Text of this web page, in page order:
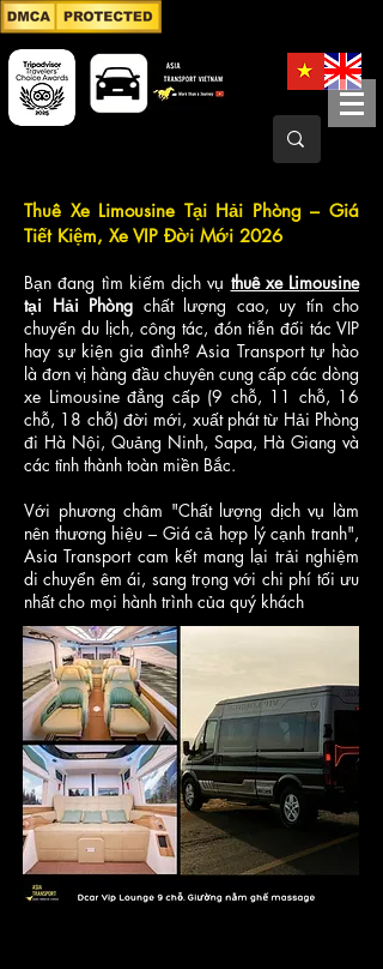
Thuê Xe Limousine Tại Hải Phòng – Giá
Tiết Kiệm, Xe VIP Đời Mới 2026
Bạn đang tìm kiếm dịch vụ thuê xe Limousine
tại Hải Phòng chất lượng cao, uy tín cho
chuyến du lịch, công tác, đón tiễn đối tác VIP
hay sự kiện gia đình? Asia Transport tự hào
là đơn vị hàng đầu chuyên cung cấp các dòng
xe Limousine đẳng cấp (9 chỗ, 11 chỗ, 16
chỗ, 18 chỗ) đời mới, xuất phát từ Hải Phòng
đi Hà Nội, Quảng Ninh, Sapa, Hà Giang và
các tỉnh thành toàn miền Bắc.
Với phương châm "Chất lượng dịch vụ làm
nên thương hiệu – Giá cả hợp lý cạnh tranh",
Asia Transport cam kết mang lại trải nghiệm
di chuyển êm ái, sang trọng với chi phí tối ưu
nhất cho mọi hành trình của quý khách